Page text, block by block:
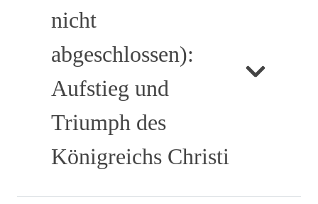
nicht
abgeschlossen):
Aufstieg und
Triumph des
Königreichs Christi